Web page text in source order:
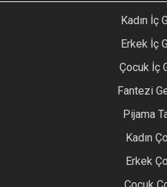
Kadın İç
Erkek İç
Çocuk İç
Fantezi
Pijama
Kadın
Erkek